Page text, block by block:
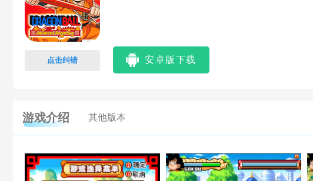
点击纠错 安卓版下载
游戏介绍 其他版本